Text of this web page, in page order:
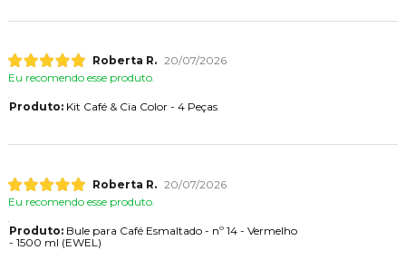
Roberta R. 20/07/2026
Eu recomendo esse produto.
Produto:Kit Café & Cia Color - 4 Peças
Roberta R. 20/07/2026
Eu recomendo esse produto.
Produto:Bule para Café Esmaltado - nº 14 - Vermelho
- 1500 ml (EWEL)